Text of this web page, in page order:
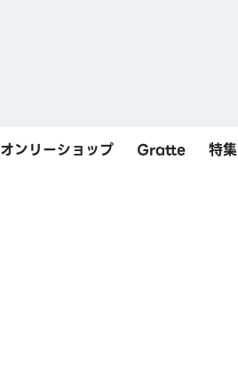
オンリーショップ Gratte 特集